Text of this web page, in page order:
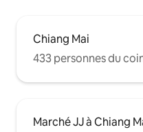
Chiang Mai
433 personnes du
Marché JJ à Chiang